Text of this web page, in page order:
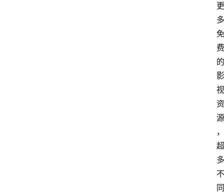
更
多
免
费
的
影
视
资
源
，
超
多
不
同